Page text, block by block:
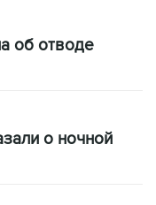
об отводе
о ночной